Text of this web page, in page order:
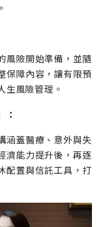
風險開始準備，並隨
保障內容，讓有限預
生風險管理。
：
涵蓋醫療、意外與失
濟能力提升後，再逐
配置與信託工具，打